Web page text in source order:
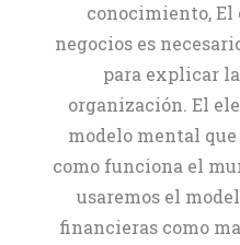
conocimiento, El
negocios es
para explicar
organización. El
modelo mental
como funciona el
usaremos el
financieras como